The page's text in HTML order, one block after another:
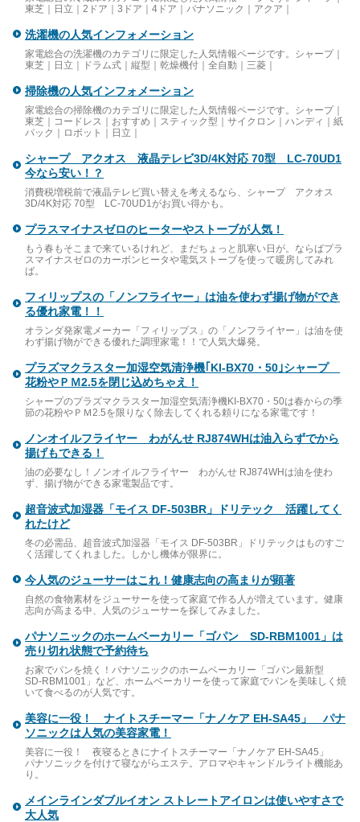
東芝｜日立｜2ドア｜3ドア｜4ドア｜パナソニック｜アクア｜
洗濯機の人気インフォメーション
家電総合の洗濯機のカテゴリに限定した人気情報ページです。シャープ｜
東芝｜日立｜ドラム式｜縦型｜乾燥機付｜全自動｜三菱｜
掃除機の人気インフォメーション
家電総合の掃除機のカテゴリに限定した人気情報ページです。シャープ｜
東芝｜コードレス｜おすすめ｜スティック型｜サイクロン｜ハンディ｜紙
パック｜ロボット｜日立｜
シャープ アクオス 液晶テレビ3D/4K対応 70型 LC-70UD1
今なら安い！？
消費税増税前で液晶テレビ買い替えを考えるなら、シャープ アクオス
3D/4K対応 70型 LC-70UD1がお買い得かも。
プラスマイナスゼロのヒーターやストーブが人気！
もう春もそこまで来ているけれど、まだちょっと肌寒い日が。ならばプラ
スマイナスゼロのカーボンヒータや電気ストーブを使って暖房してみれ
ば。
フィリップスの「ノンフライヤー」は油を使わず揚げ物ができ
る優れ家電！！
オランダ発家電メーカー「フィリップス」の「ノンフライヤー」は油を使
わず揚げ物ができる優れた調理家電！！で人気大爆発。
プラズマクラスター加湿空気清浄機｢KI-BX70・50｣シャープ
花粉やＰＭ2.5を閉じ込めちゃえ！
シャープのプラズマクラスター加湿空気清浄機KI-BX70・50は春からの季
節の花粉やＰＭ2.5を限りなく除去してくれる頼りになる家電です！
ノンオイルフライヤー わがんせ RJ874WHは油入らずでから
揚げもできる！
油の必要なし！ノンオイルフライヤー わがんせ RJ874WHは油を使わ
ず、揚げ物ができる家電製品です。
超音波式加湿器「モイス DF-503BR」ドリテック 活躍してく
れたけど
冬の必需品、超音波式加湿器「モイス DF-503BR」ドリテックはものすご
く活躍してくれました。しかし機体が限界に。
今人気のジューサーはこれ！健康志向の高まりが顕著
自然の食物素材をジューサーを使って家庭で作る人が増えています。健康
志向が高まる中、人気のジューサーを探してみました。
パナソニックのホームベーカリー「ゴパン SD-RBM1001」は
売り切れ状態で予約待ち
お家でパンを焼く！パナソニックのホームベーカリー「ゴパン最新型
SD-RBM1001」など、ホームベーカリーを使って家庭でパンを美味しく焼
いて食べるのが人気です。
美容に一役！ ナイトスチーマー「ナノケア EH-SA45」 パナ
ソニックは人気の美容家電！
美容に一役！ 夜寝るときにナイトスチーマー「ナノケア EH-SA45」
パナソニックを付けて寝ながらエステ。アロマやキャンドルライト機能あ
り。
メインラインダブルイオン ストレートアイロンは使いやすさで
大人気